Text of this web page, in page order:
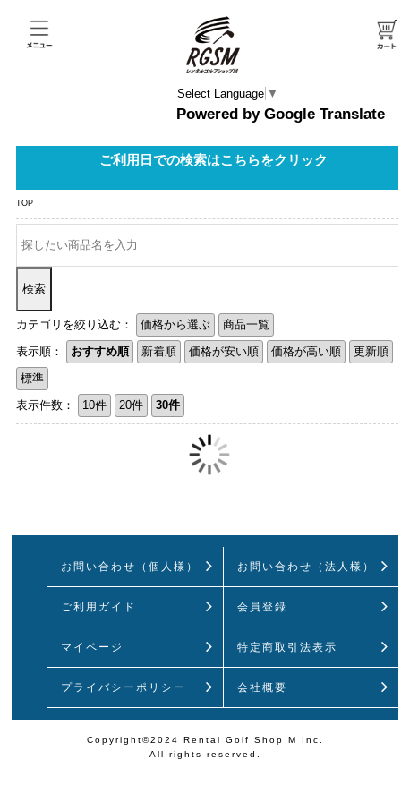
Select Language ▼
ご利用日での検索はこちらをクリック
TOP
カテゴリを絞り込む： 価格から選ぶ
商品一覧
表示順：
おすすめ順 新着順 価格が安い順 価格が高い順
更新順
標準
表示件数：
10件 20件 30件
お問い合わせ（個人様） お問い合わせ（法人様）
ご利用ガイド 会員登録
マイページ 特定商取引法表示
プライバシーポリシー 会社概要
Copyright©2024 Rental Golf Shop M Inc.
All rights reserved.